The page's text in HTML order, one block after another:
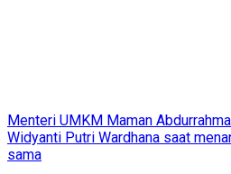
Menteri UMKM Maman
Widyanti Putri Wardhana saat
sama